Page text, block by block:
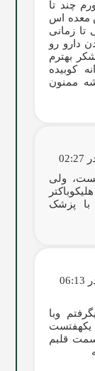
چند تا
معده اس
زمانی
دارو رو
بهترم
کوبیده
ممنون
ولی
پزشک
وبا
یکهفتست
دقیقه بعد سمت قلبم